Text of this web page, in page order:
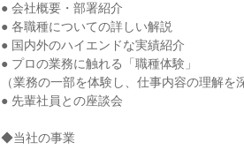
● 会社概要・部署紹介
● 各職種についての詳しい解説
● 国内外のハイエンドな実績紹介
● プロの業務に触れる「職種体験」
（業務の一部を体験し、仕事内容の理解を
● 先輩社員との座談会
◆当社の事業